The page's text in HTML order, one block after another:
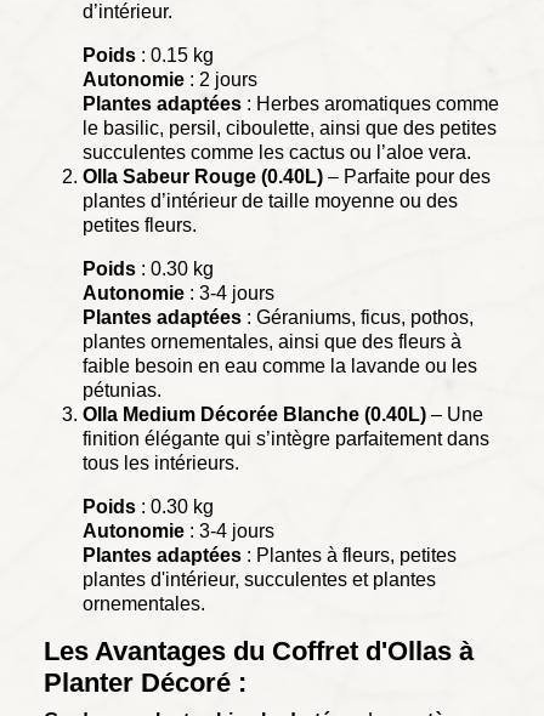
d’intérieur.
Poids : 0.15 kg
Autonomie : 2 jours
Plantes adaptées : Herbes aromatiques comme
le basilic, persil, ciboulette, ainsi que des petites
succulentes comme les cactus ou l’aloe vera.
Olla Sabeur Rouge (0.40L) – Parfaite pour des
plantes d’intérieur de taille moyenne ou des
petites fleurs.
Poids : 0.30 kg
Autonomie : 3-4 jours
Plantes adaptées : Géraniums, ficus, pothos,
plantes ornementales, ainsi que des fleurs à
faible besoin en eau comme la lavande ou les
pétunias.
Olla Medium Décorée Blanche (0.40L) – Une
finition élégante qui s’intègre parfaitement dans
tous les intérieurs.
Poids : 0.30 kg
Autonomie : 3-4 jours
Plantes adaptées : Plantes à fleurs, petites
plantes d'intérieur, succulentes et plantes
ornementales.
Les Avantages du Coffret d'Ollas à
Planter Décoré :